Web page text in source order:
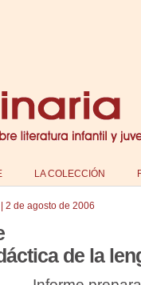
LA COLECCIÓN
2 de agosto de 2006
de la